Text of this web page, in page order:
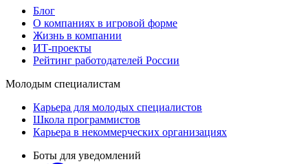
Блог
О компаниях в игровой форме
Жизнь в компании
ИТ-проекты
Рейтинг работодателей России
Молодым специалистам
Карьера для молодых специалистов
Школа программистов
Карьера в некоммерческих организациях
Боты для уведомлений